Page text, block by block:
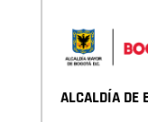
ALCALDÍA DE